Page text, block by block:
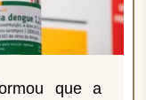
que a